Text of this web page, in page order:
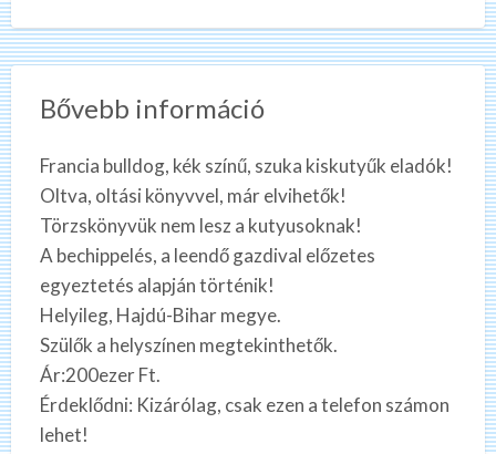
Bővebb információ
Francia bulldog, kék színű, szuka kiskutyűk eladók!
Oltva, oltási könyvvel, már elvihetők!
Törzskönyvük nem lesz a kutyusoknak!
A bechippelés, a leendő gazdival előzetes
egyeztetés alapján történik!
Helyileg, Hajdú-Bihar megye.
Szülők a helyszínen megtekinthetők.
Ár:200ezer Ft.
Érdeklődni: Kizárólag, csak ezen a telefon számon
lehet!